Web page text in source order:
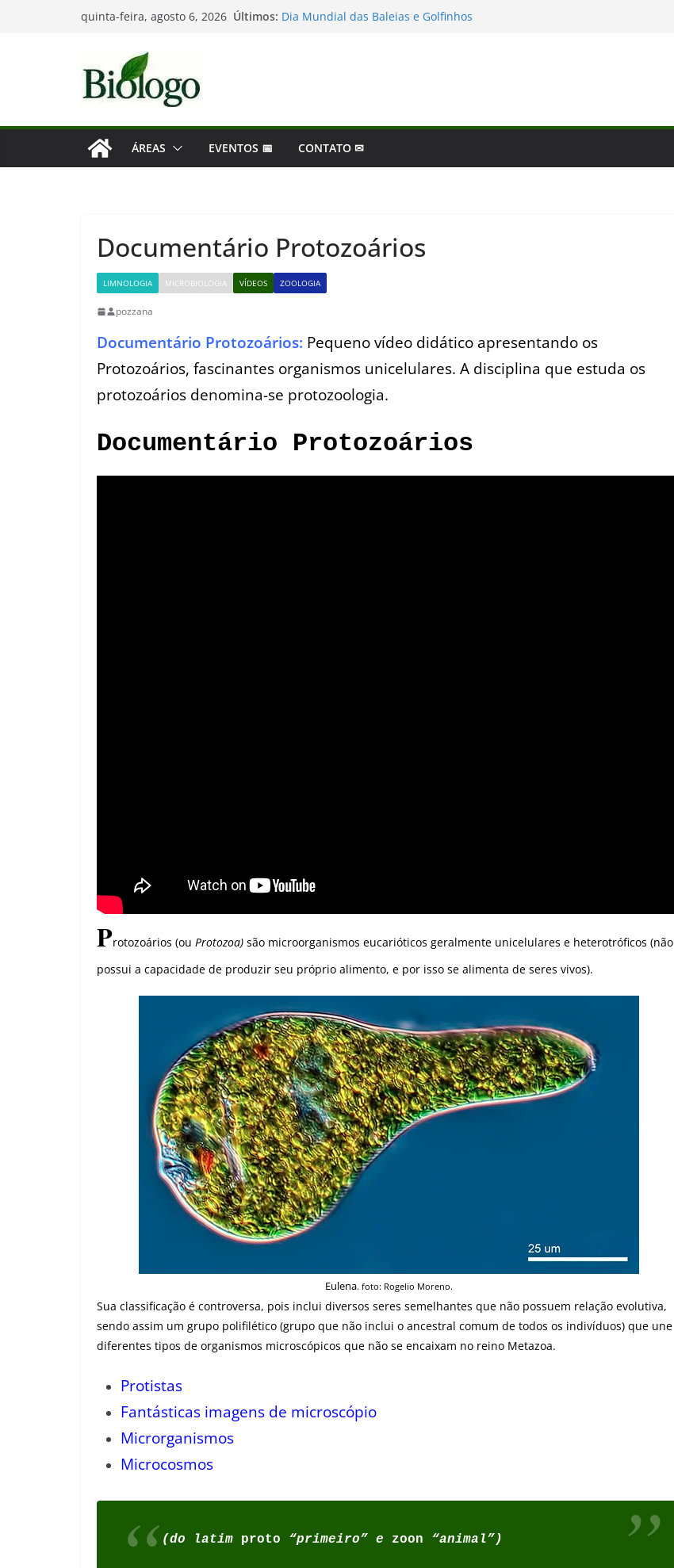
quinta-feira, agosto 6, 2026 Últimos: Dia Mundial das Baleias e Golfinhos
ÁREAS EVENTOS 📅 CONTATO ✉
Documentário Protozoários
LIMNOLOGIA MICROBIOLOGIA VÍDEOS ZOOLOGIA
pozzana
Documentário Protozoários: Pequeno vídeo didático apresentando os
Protozoários, fascinantes organismos unicelulares. A disciplina que estuda os
protozoários denomina-se protozoologia.
Documentário Protozoários
Protozoários (ou Protozoa) são microorganismos eucarióticos geralmente unicelulares e heterotróficos (não
possui a capacidade de produzir seu próprio alimento, e por isso se alimenta de seres vivos).
Eulena. foto: Rogelio Moreno.
Sua classificação é controversa, pois inclui diversos seres semelhantes que não possuem relação evolutiva,
sendo assim um grupo polifilético (grupo que não inclui o ancestral comum de todos os indivíduos) que une
diferentes tipos de organismos microscópicos que não se encaixam no reino Metazoa.
Protistas
Fantásticas imagens de microscópio
Microrganismos
Microcosmos
(do latim proto “primeiro” e zoon “animal”)